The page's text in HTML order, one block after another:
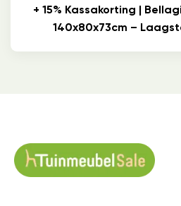
+ 15% Kassakorting |
140x80x73cm –